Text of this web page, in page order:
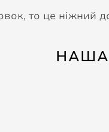
то це ніжний